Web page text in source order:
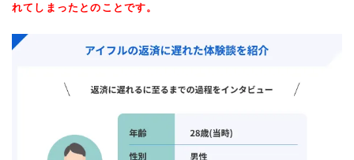
れてしまったとのことです。